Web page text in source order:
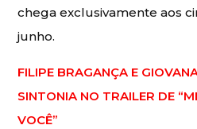
chega exclusivamente aos
junho.
FILIPE BRAGANÇA E
SINTONIA NO TRAILER DE
VOCÊ”